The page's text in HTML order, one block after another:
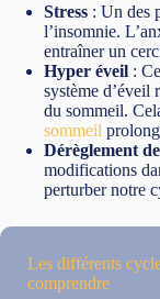
Stress : Un des
l’insomnie.
entraîner un
Hyper éveil :
système d’éveil
du sommeil.
sommeil
Dérèglement
modifications
perturber notre
Les différents
comprendre